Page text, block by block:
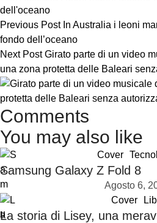
Previous Post In Australia i leoni
fondo dell’oceano
Next Post Girato parte di un video
una zona protetta delle Baleari
Comments
You may also like
Cover
Samsung Galaxy Z Fold 8
Agosto 6,
Cover
La storia di Lisey, una